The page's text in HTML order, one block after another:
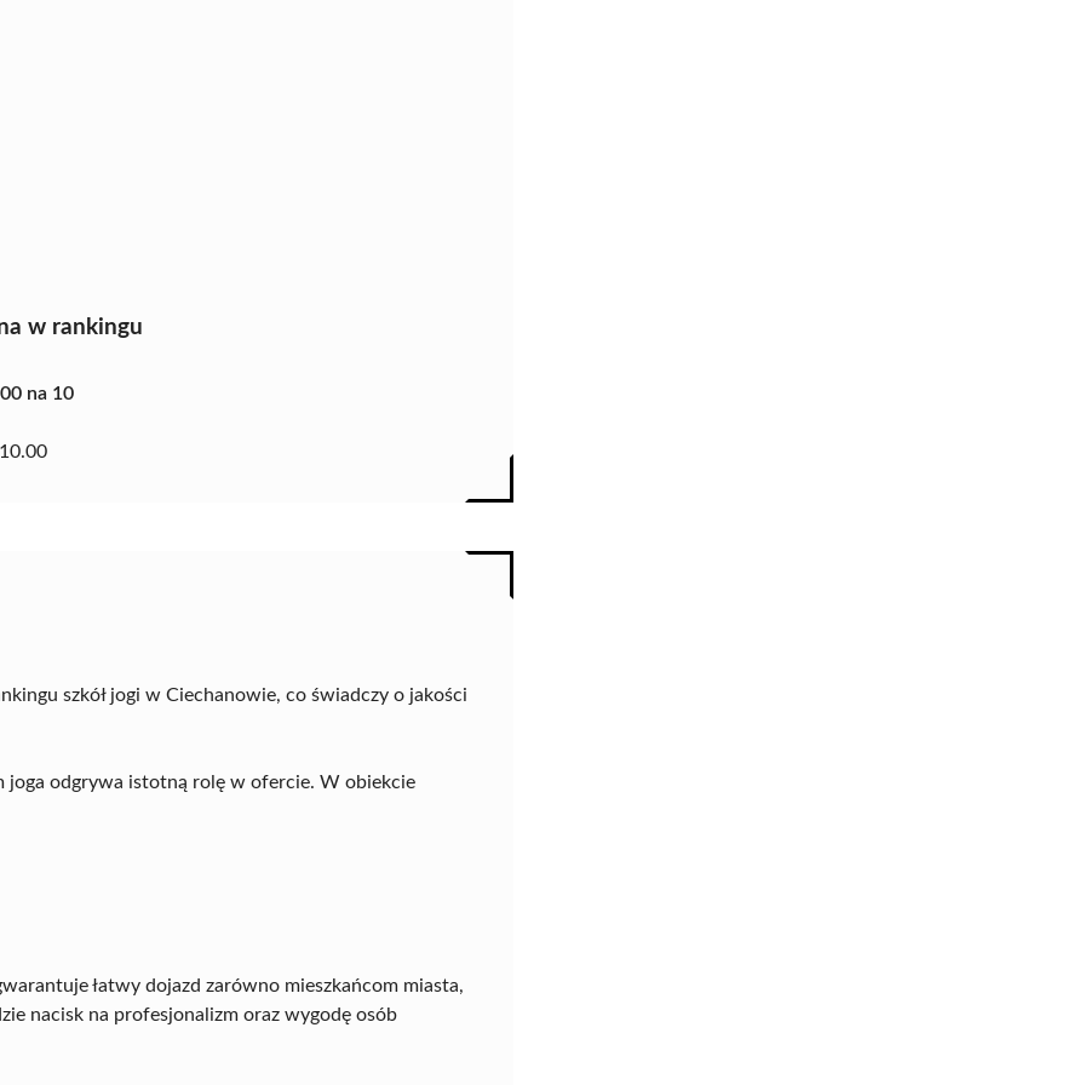
w rankingu
na 10
10.00
szkół jogi w Ciechanowie, co świadczy o jakości
joga odgrywa istotną rolę w ofercie. W obiekcie
łatwy dojazd zarówno mieszkańcom miasta,
nacisk na profesjonalizm oraz wygodę osób